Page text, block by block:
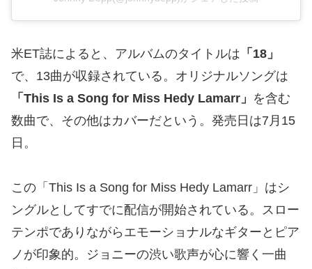
米ET誌によると、アルバムのタイトルは 「18」
で、13曲が収録されている。オリジナルソングは
「This Is a Song for Miss Hedy Lamarr」 を含む
数曲で、その他はカバーだという。発売日は7月15
日。
この「This Is a Song for Miss Hedy Lamarr」はシ
ングルとしてすでに配信が開始されている。スロー
テンポでありながらエモーショナルなギターとピア
ノが印象的。ジョニーの渋い歌声が心に響く一曲